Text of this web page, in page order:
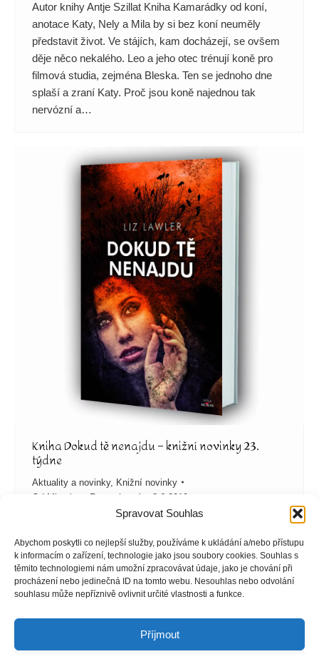
Spravovat Souhlas
Abychom poskytli co nejlepší služby, používáme k ukládání a/nebo přístupu
k informacím o zařízení, technologie jako jsou soubory cookies. Souhlas s
těmito technologiemi nám umožní zpracovávat údaje, jako je chování při
procházení nebo jedinečná ID na tomto webu. Nesouhlas nebo odvolání
souhlasu může nepříznivě ovlivnit určité vlastnosti a funkce.
Příjmout
Autor knihy Antje Szillat Kniha Kamarádky od koní,
anotace Katy, Nely a Mila by si bez koní neuměly
představit život. Ve stájích, kam docházejí, se ovšem
děje něco nekalého. Leo a jeho otec trénují koně pro
filmová studia, zejména Bleska. Ten se jednoho dne
splaší a zraní Katy. Proč jsou koně najednou tak
nervózní a…
Kniha Dokud tě nenajdu – knižní novinky 23.
týdne
Aktuality a novinky, Knižní novinky
Od Miroslava Ruprechtová 3.6.2019
Autor knihy Liz Lawler Kniha Dokud tě nenajdu,
anotace Emily je zdravotní sestra, ale nyní se ocitla v
roli pacientky. Když se v noci po operaci probudí, vidí,
jak se lékař u vedlejšího lůžka marně snaží oživit
mladou ženu. Ráno je pokoj prázdný a Emily má za to,